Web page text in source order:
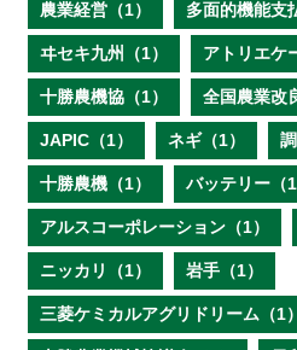
農業経営（1） 多面的機能支
ヰセキ九州（1） アトリエケ
十勝農機協（1） 全国農業改
JAPIC（1） ネギ（1）
十勝農機（1） バッテリー（1
アルスコーポレーション（1）
ニッカリ（1） 岩手（1）
三菱ケミカルアグリドリーム（1）